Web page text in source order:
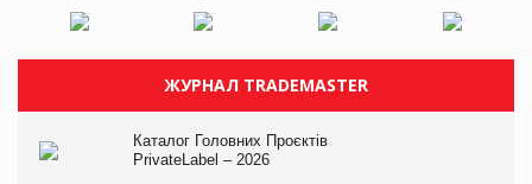
ЖУРНАЛ TRADEMASTER
Каталог Головних Проєктів
PrivateLabel – 2026